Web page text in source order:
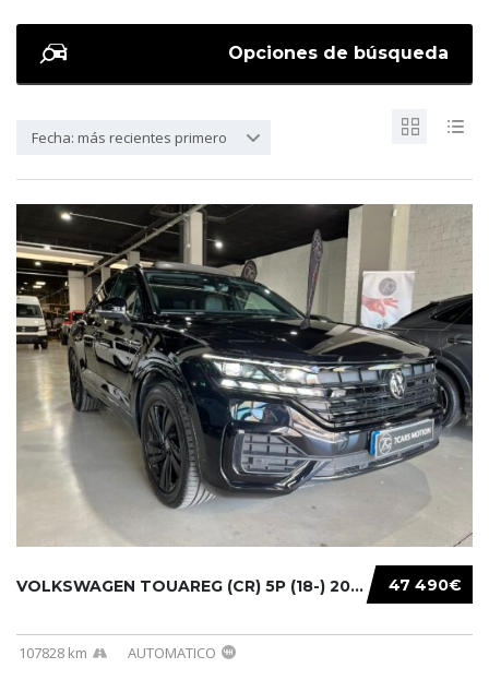
Opciones de búsqueda
Fecha: más recientes primero
47 490€
VOLKSWAGEN TOUAREG (CR) 5P (18-) 2021...
107828 km AUTOMATICO